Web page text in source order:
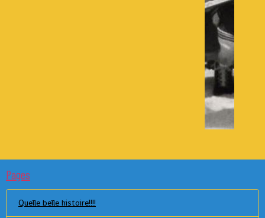
Pages
Quelle belle histoire!!!!